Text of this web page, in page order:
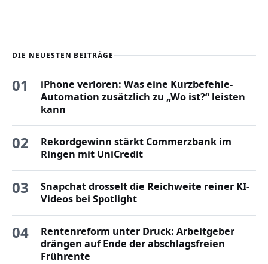
DIE NEUESTEN BEITRÄGE
01
iPhone verloren: Was eine Kurzbefehle-
Automation zusätzlich zu „Wo ist?“ leisten
kann
02
Rekordgewinn stärkt Commerzbank im
Ringen mit UniCredit
03
Snapchat drosselt die Reichweite reiner KI-
Videos bei Spotlight
04
Rentenreform unter Druck: Arbeitgeber
drängen auf Ende der abschlagsfreien
Frührente